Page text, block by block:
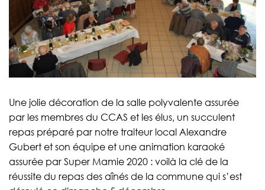
Une jolie décoration de la salle polyvalente assurée
par les membres du CCAS et les élus, un succulent
repas préparé par notre traiteur local Alexandre
Gubert et son équipe et une animation karaoké
assurée par Super Mamie 2020 : voilà la clé de la
réussite du repas des aînés de la commune qui s’est